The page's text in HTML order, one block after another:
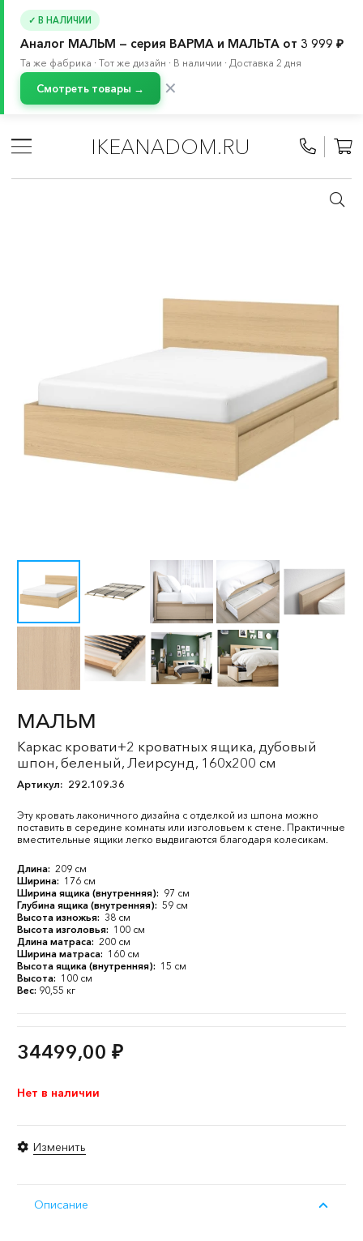
✓ В НАЛИЧИИ
Аналог МАЛЬМ — серия ВАРМА и МАЛЬТА от 3 999 ₽
Та же фабрика · Тот же дизайн · В наличии · Доставка 2 дня
Смотреть товары → ✕
IKEANADOM.RU
Двуспальные кровати
МАЛЬМ
Каркас кровати+2 кроватных ящика, дубовый
шпон, беленый, Леирсунд, 160x200 см
Артикул: 292.109.36
Эту кровать лаконичного дизайна с отделкой из шпона можно
поставить в середине комнаты или изголовьем к стене. Практичные
вместительные ящики легко выдвигаются благодаря колесикам.
Длина: 209 см
Ширина: 176 см
Ширина ящика (внутренняя): 97 см
Глубина ящика (внутренняя): 59 см
Высота изножья: 38 см
Высота изголовья: 100 см
Длина матраса: 200 см
Ширина матраса: 160 см
Высота ящика (внутренняя): 15 см
Высота: 100 см
Вес: 90,55 кг
34499,00 ₽
Нет в наличии
Изменить
Описание